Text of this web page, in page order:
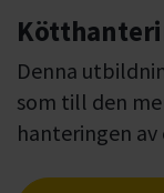
Denna
som till den
hanteringen